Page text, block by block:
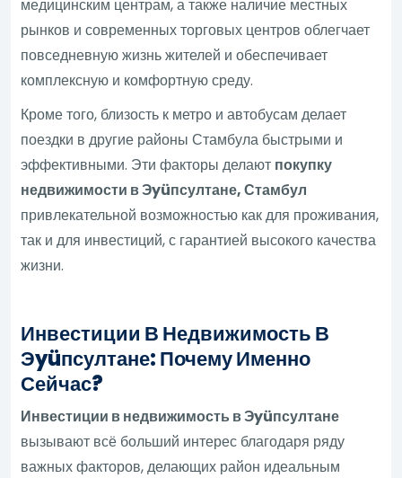
медицинским центрам, а также наличие местных
рынков и современных торговых центров облегчает
повседневную жизнь жителей и обеспечивает
комплексную и комфортную среду.
Кроме того, близость к метро и автобусам делает
поездки в другие районы Стамбула быстрыми и
эффективными. Эти факторы делают покупку
недвижимости в Эyüпсултане, Стамбул
привлекательной возможностью как для проживания,
так и для инвестиций, с гарантией высокого качества
жизни.
Инвестиции В Недвижимость В
Эyüпсултане: Почему Именно
Сейчас?
Инвестиции в недвижимость в Эyüпсултане
вызывают всё больший интерес благодаря ряду
важных факторов, делающих район идеальным